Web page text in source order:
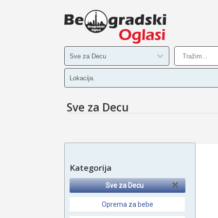
Sve za Decu
Kategorija
Sve za Decu
Oprema za bebe